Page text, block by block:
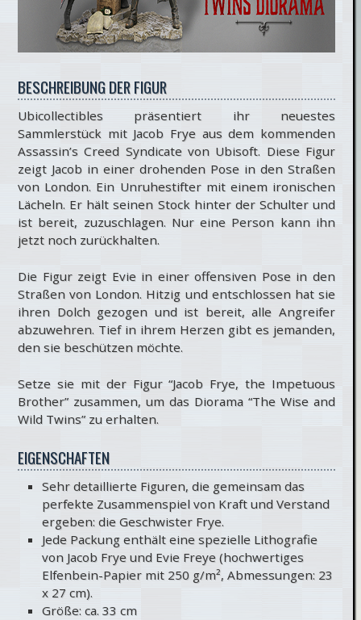
BESCHREIBUNG DER FIGUR
Ubicollectibles präsentiert ihr neuestes
Sammlerstück mit Jacob Frye aus dem kommenden
Assassin’s Creed Syndicate von Ubisoft. Diese Figur
zeigt Jacob in einer drohenden Pose in den Straßen
von London. Ein Unruhestifter mit einem ironischen
Lächeln. Er hält seinen Stock hinter der Schulter und
ist bereit, zuzuschlagen. Nur eine Person kann ihn
jetzt noch zurückhalten.
Die Figur zeigt Evie in einer offensiven Pose in den
Straßen von London. Hitzig und entschlossen hat sie
ihren Dolch gezogen und ist bereit, alle Angreifer
abzuwehren. Tief in ihrem Herzen gibt es jemanden,
den sie beschützen möchte.
Setze sie mit der Figur “Jacob Frye, the Impetuous
Brother” zusammen, um das Diorama “The Wise and
Wild Twins” zu erhalten.
EIGENSCHAFTEN
Sehr detaillierte Figuren, die gemeinsam das
perfekte Zusammenspiel von Kraft und Verstand
ergeben: die Geschwister Frye.
Jede Packung enthält eine spezielle Lithografie
von Jacob Frye und Evie Freye (hochwertiges
Elfenbein-Papier mit 250 g/m², Abmessungen: 23
x 27 cm).
Größe: ca. 33 cm